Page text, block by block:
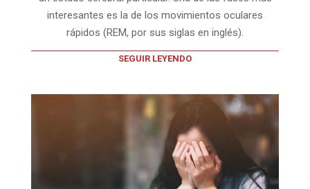
interesantes es la de los movimientos oculares
rápidos (REM, por sus siglas en inglés).
SEGUIR LEYENDO